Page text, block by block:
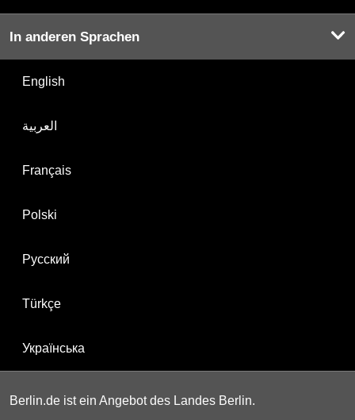
In anderen Sprachen
English
العربية
Français
Polski
Русский
Türkçe
Українська
Berlin.de ist ein Angebot des Landes Berlin.